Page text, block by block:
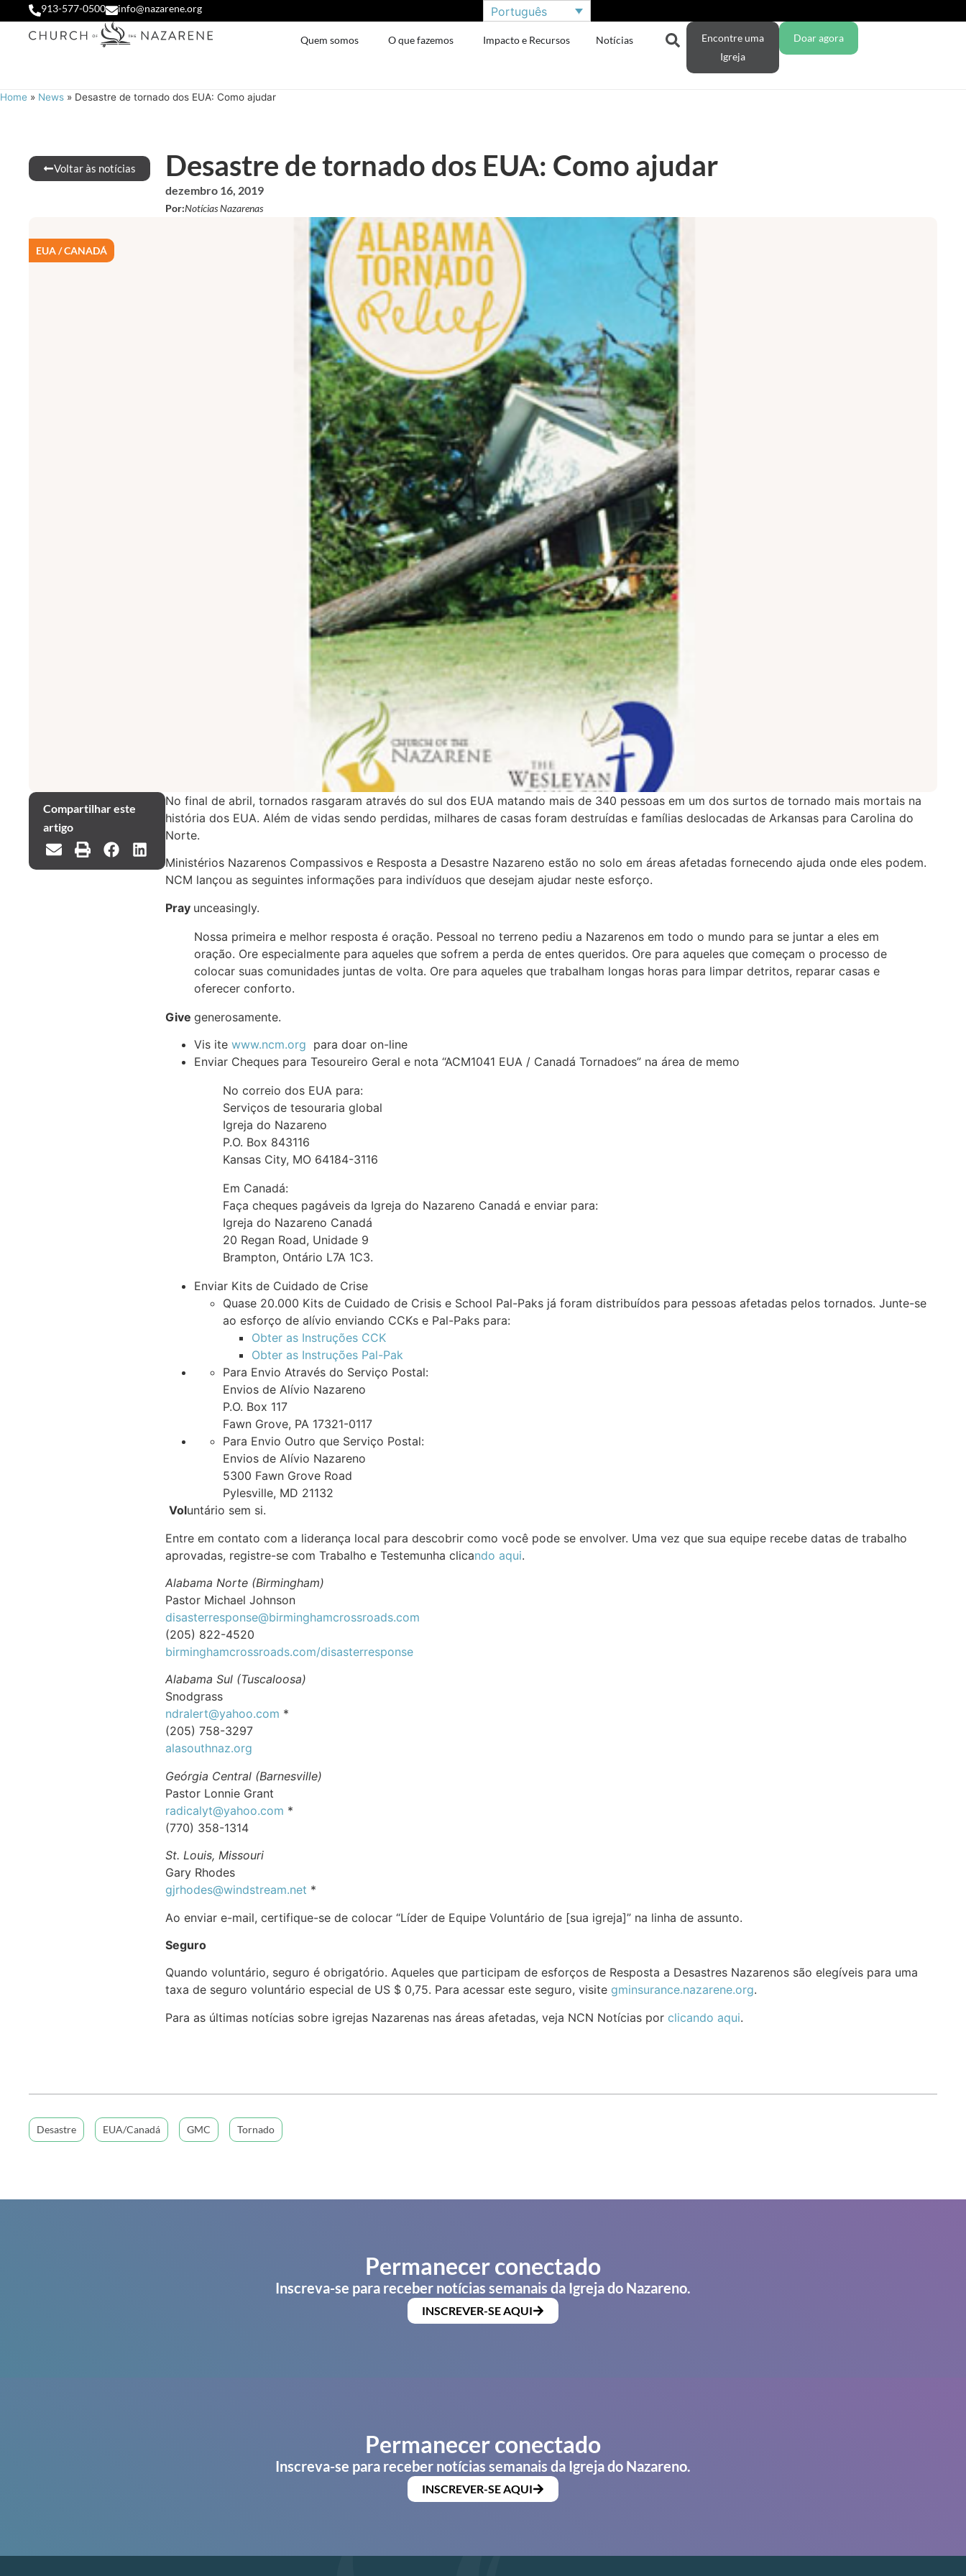
913-577-0500 info@nazarene.org Português
Quem somos O que fazemos Impacto e Recursos Notícias
Encontre uma
Igreja
Doar agora
Home » News » Desastre de tornado dos EUA: Como ajudar
Voltar às notícias Desastre de tornado dos EUA: Como ajudar
dezembro 16, 2019
Por:Notícias Nazarenas
EUA / CANADÁ
Compartilhar este
artigo
No final de abril, tornados rasgaram através do sul dos EUA matando mais de 340 pessoas em um dos surtos de tornado mais mortais na
história dos EUA. Além de vidas sendo perdidas, milhares de casas foram destruídas e famílias deslocadas de Arkansas para Carolina do
Norte.
Ministérios Nazarenos Compassivos e Resposta a Desastre Nazareno estão no solo em áreas afetadas fornecendo ajuda onde eles podem.
NCM lançou as seguintes informações para indivíduos que desejam ajudar neste esforço.
Pray unceasingly.
Nossa primeira e melhor resposta é oração. Pessoal no terreno pediu a Nazarenos em todo o mundo para se juntar a eles em
oração. Ore especialmente para aqueles que sofrem a perda de entes queridos. Ore para aqueles que começam o processo de
colocar suas comunidades juntas de volta. Ore para aqueles que trabalham longas horas para limpar detritos, reparar casas e
oferecer conforto.
Give generosamente.
Vis ite www.ncm.org para doar on-line
Enviar Cheques para Tesoureiro Geral e nota “ACM1041 EUA / Canadá Tornadoes” na área de memo
No correio dos EUA para:
Serviços de tesouraria global
Igreja do Nazareno
P.O. Box 843116
Kansas City, MO 64184-3116
Em Canadá:
Faça cheques pagáveis da Igreja do Nazareno Canadá e enviar para:
Igreja do Nazareno Canadá
20 Regan Road, Unidade 9
Brampton, Ontário L7A 1C3.
Enviar Kits de Cuidado de Crise
Quase 20.000 Kits de Cuidado de Crisis e School Pal-Paks já foram distribuídos para pessoas afetadas pelos tornados. Junte-se
ao esforço de alívio enviando CCKs e Pal-Paks para:
Obter as Instruções CCK
Obter as Instruções Pal-Pak
Para Envio Através do Serviço Postal:
Envios de Alívio Nazareno
P.O. Box 117
Fawn Grove, PA 17321-0117
Para Envio Outro que Serviço Postal:
Envios de Alívio Nazareno
5300 Fawn Grove Road
Pylesville, MD 21132
Voluntário sem si.
Entre em contato com a liderança local para descobrir como você pode se envolver. Uma vez que sua equipe recebe datas de trabalho
aprovadas, registre-se com Trabalho e Testemunha clicando aqui.
Alabama Norte (Birmingham)
Pastor Michael Johnson
disasterresponse@birminghamcrossroads.com
(205) 822-4520
birminghamcrossroads.com/disasterresponse
Alabama Sul (Tuscaloosa)
Snodgrass
ndralert@yahoo.com *
(205) 758-3297
alasouthnaz.org
Geórgia Central (Barnesville)
Pastor Lonnie Grant
radicalyt@yahoo.com *
(770) 358-1314
St. Louis, Missouri
Gary Rhodes
gjrhodes@windstream.net *
Ao enviar e-mail, certifique-se de colocar “Líder de Equipe Voluntário de [sua igreja]” na linha de assunto.
Seguro
Quando voluntário, seguro é obrigatório. Aqueles que participam de esforços de Resposta a Desastres Nazarenos são elegíveis para uma
taxa de seguro voluntário especial de US $ 0,75. Para acessar este seguro, visite gminsurance.nazarene.org.
Para as últimas notícias sobre igrejas Nazarenas nas áreas afetadas, veja NCN Notícias por clicando aqui.
Desastre EUA/Canadá GMC Tornado
Permanecer conectado
Inscreva-se para receber notícias semanais da Igreja do Nazareno.
INSCREVER-SE AQUI
Permanecer conectado
Inscreva-se para receber notícias semanais da Igreja do Nazareno.
INSCREVER-SE AQUI